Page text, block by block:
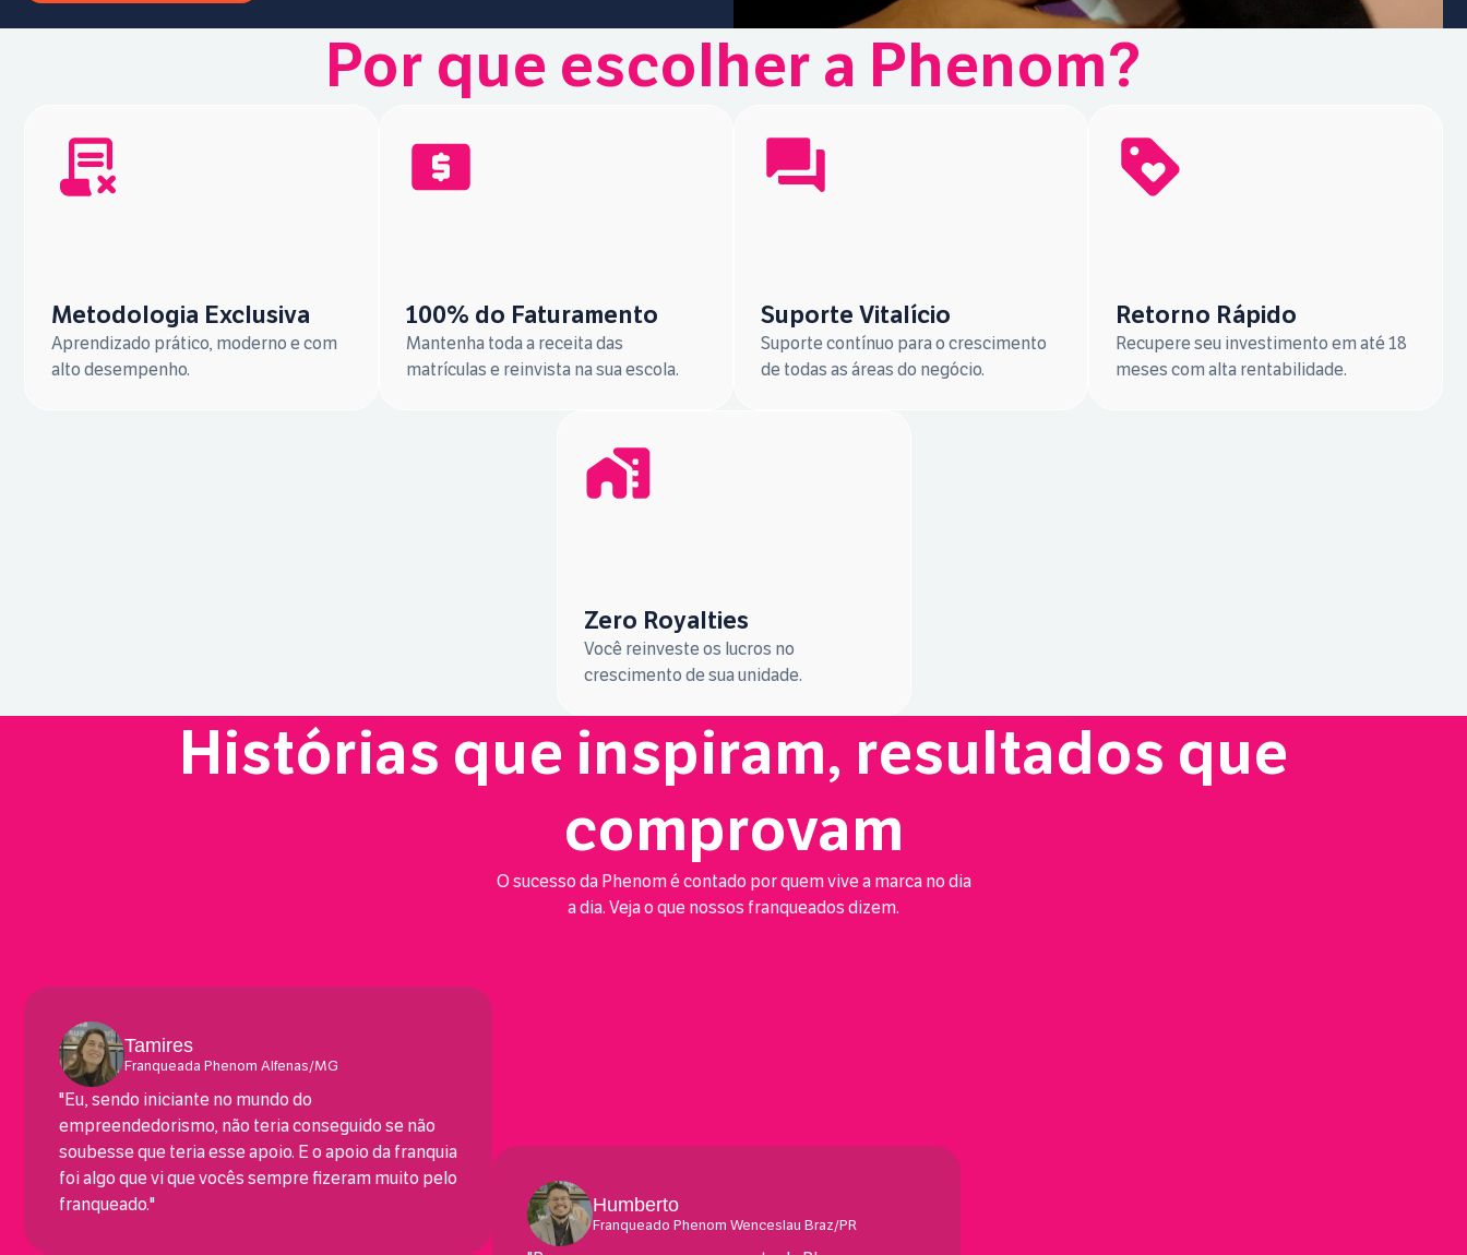
Por que escolher a Phenom?
Metodologia Exclusiva
Aprendizado prático, moderno e com
alto desempenho.
100% do Faturamento
Mantenha toda a receita das
matrículas e reinvista na sua escola.
Suporte Vitalício
Suporte contínuo para o crescimento
de todas as áreas do negócio.
Retorno Rápido
Recupere seu investimento em até 18
meses com alta rentabilidade.
Zero Royalties
Você reinveste os lucros no
crescimento de sua unidade.
Histórias que inspiram, resultados que
comprovam
O sucesso da Phenom é contado por quem vive a marca no dia
a dia. Veja o que nossos franqueados dizem.
Tamires
Franqueada Phenom Alfenas/MG
"Eu, sendo iniciante no mundo do
empreendedorismo, não teria conseguido se não
soubesse que teria esse apoio. E o apoio da franquia
foi algo que vi que vocês sempre fizeram muito pelo
franqueado."
Humberto
Franqueado Phenom Wenceslau Braz/PR